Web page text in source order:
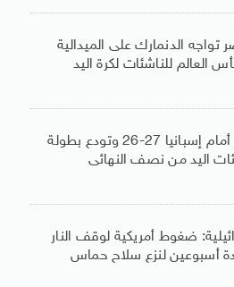
تواجه الدنمارك على الميدالية
العالم للناشئات لكرة اليد
مصر تخسر أمام إسبانيا 27-26 وتودع بطولة
اليد من نصف النهائى
ضغوط أمريكية لوقف النار
أسبوعين لنزع سلاح حماس